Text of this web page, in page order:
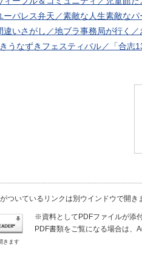
パレス弁天／素敵な人生素敵なパ
いさがし／地ブラ事務局が行く／
うなずきフェスティバル／「合志
ついているリンクは別ウインドウで開き
きます
※資料としてPDFファイルが添
PDF書類をご覧になる場合は、